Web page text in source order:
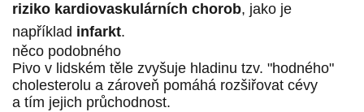
riziko kardiovaskul árních chorob, jako je
například infarkt.
něco podobného
Pivo v lidském těle zvyšuje hladinu tzv. "hodného"
cholesterolu a zároveň pomáhá rozšiřovat cévy
a tím jejich průchodnost.